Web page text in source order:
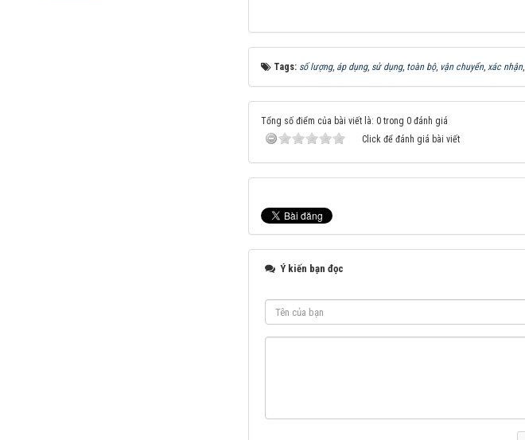
Tags: số lượng, áp dụng, sử dụng, toàn bộ, vận chuyển,xác nhận,
Tổng số điểm của bài viết là: 0 trong 0 đánh giá
Click để đánh giá bài viết
Ý kiến bạn đọc